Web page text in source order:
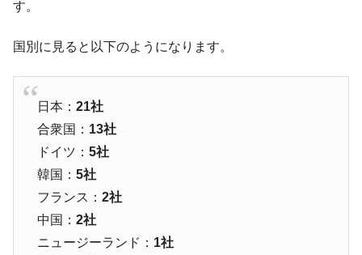
他人事のような発言。
業績「史上最高益」当期純利益は前年同期比13.4倍に。
『Money1』
韓国･加徳島新国際空港「またも暗礁」の危
機 ⇒ 10.7兆では損が出るからできない。
『Money1』
【速報】韓国株式市場の暴落・本日07月29
日(水)もサイドカー・サーキットブレイカーの二段コンボ
発動！
『Money1』
半分未満しか雇用を生まない
す。
国別に見ると以下のようになります。
日本： 21社
合衆国： 13社
ドイツ： 5社
韓国： 5社
フランス： 2社
中国： 2社
ニュージーランド： 1社